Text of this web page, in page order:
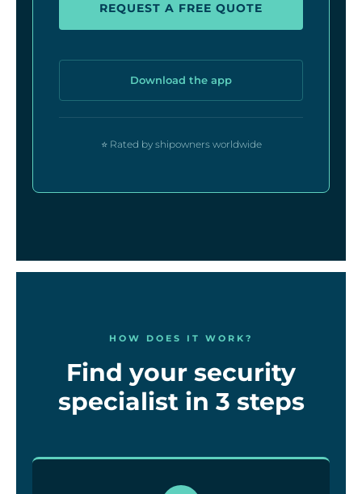
REQUEST A FREE QUOTE
Download the app
⭐ Rated by shipowners worldwide
HOW DOES IT WORK?
Find your security
specialist in 3 steps